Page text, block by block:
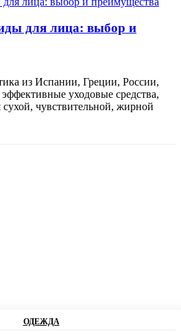
для лица: выбор и
из Испании, Греции, России,
уходовые средства,
чувствительной, жирной
ОДЕЖДА